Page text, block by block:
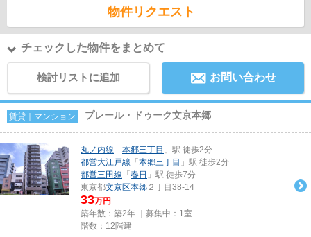
物件リクエスト
チェックした物件をまとめて
検討リストに追加 お問い合わせ
賃貸｜マンション プレール・ドゥーク文京本郷
丸ノ内線 「 本郷三丁目 」駅 徒歩2分
都営大江戸線 「 本郷三丁目 」駅 徒歩2分
都営三田線 「 春日 」駅 徒歩7分
東京都文京区本郷 ２丁目38-14
33万円
築年数：築2年 ｜募集中： 1室
階数：12階建